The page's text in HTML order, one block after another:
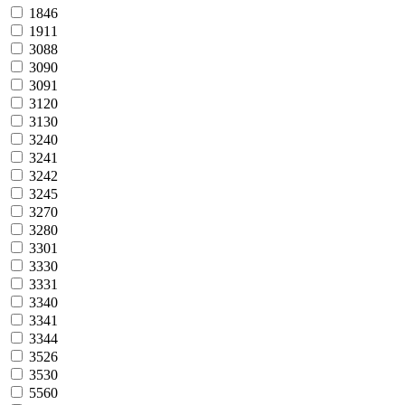
1846
1911
3088
3090
3091
3120
3130
3240
3241
3242
3245
3270
3280
3301
3330
3331
3340
3341
3344
3526
3530
5560